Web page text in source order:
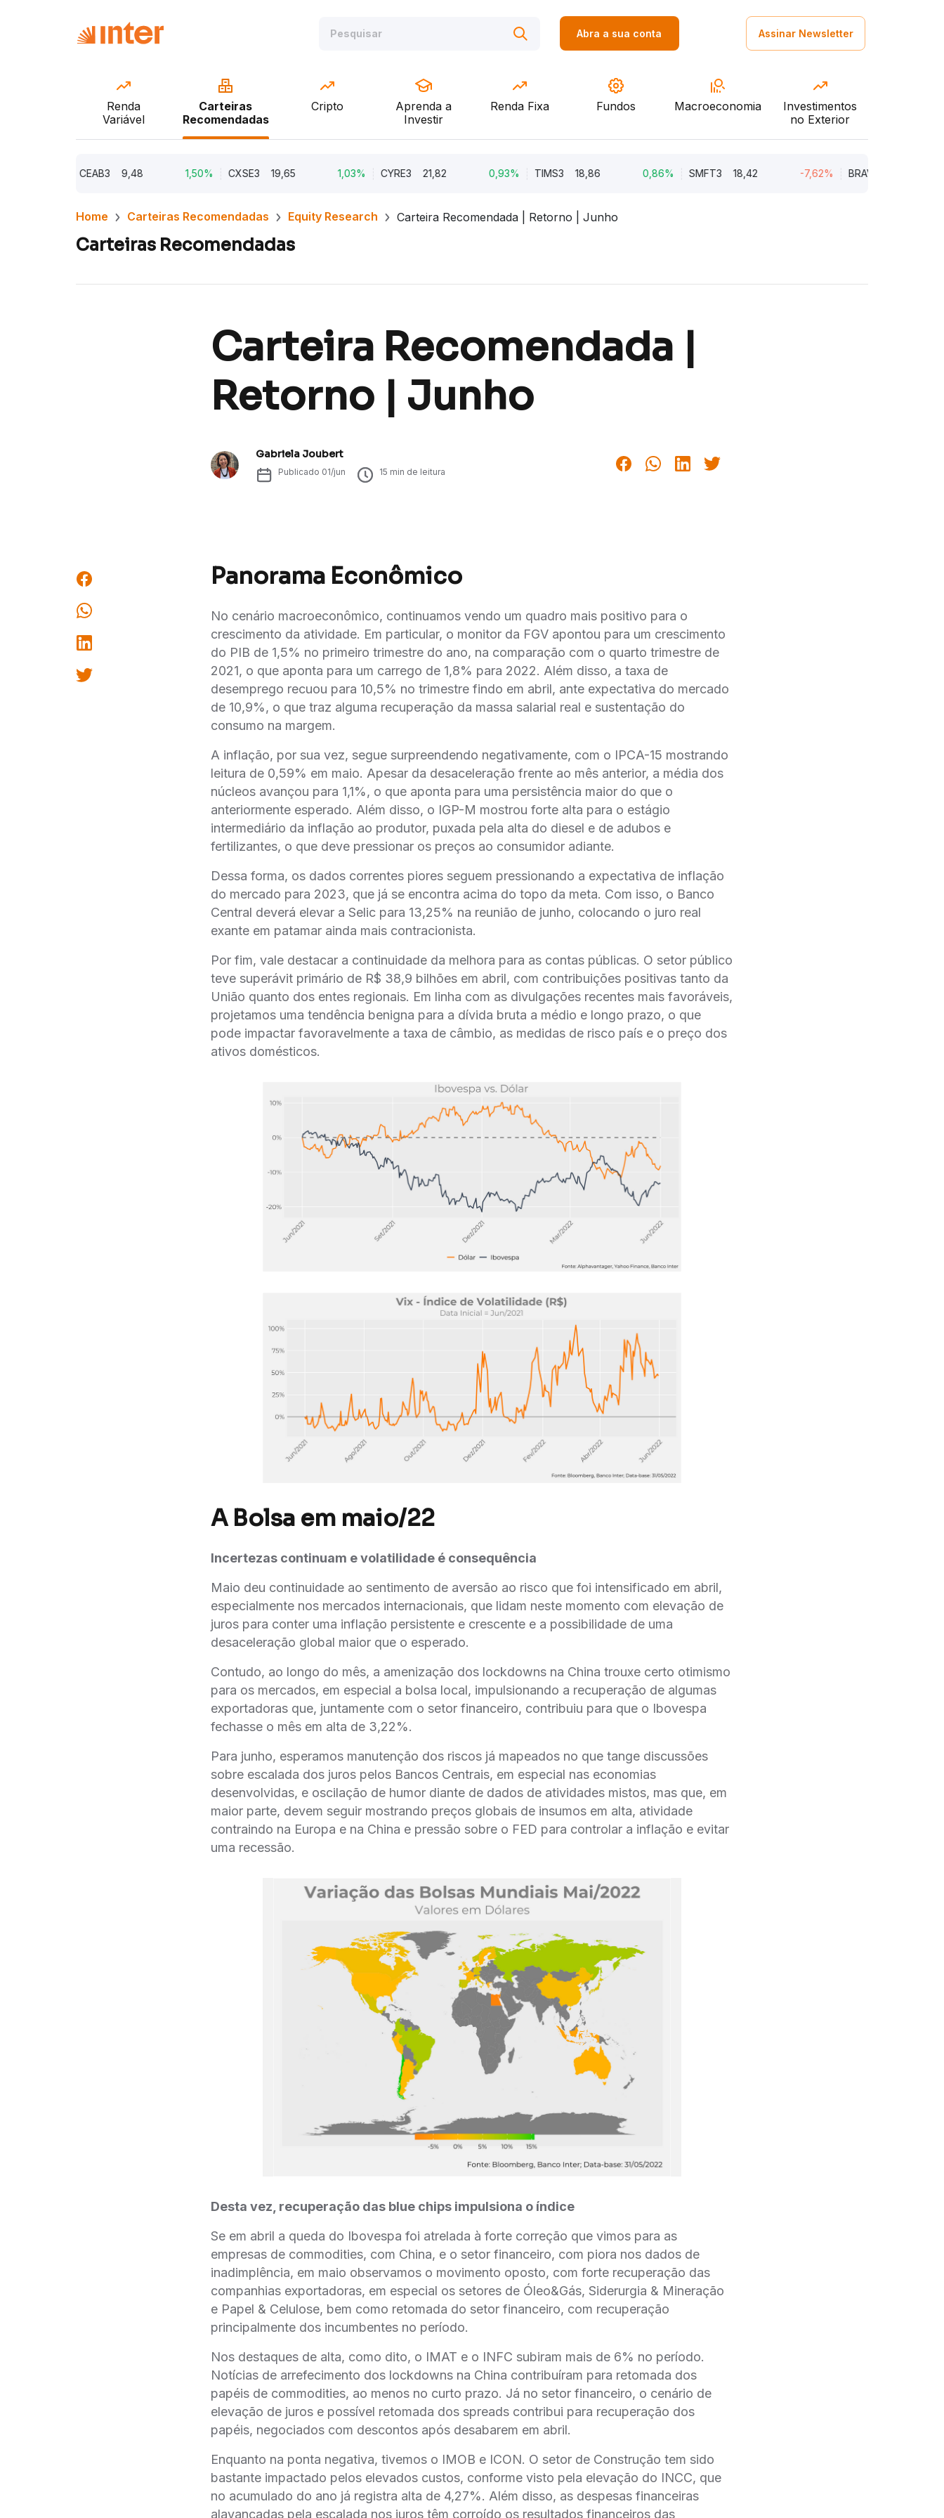
Abra a sua conta Assinar Newsletter
Renda
Variável
Carteiras
Recomendadas
Cripto
Aprenda a
Investir
Renda Fixa Fundos Macroeconomia
Investimentos
no Exterior
9,48 CXSE3 19,65 CYRE3 21,82 TIMS3 18,86 0,86% SMFT3 18,42 -7,62% BRAV3 18,45
Home Carteiras Recomendadas Equity Research Carteira Recomendada | Retorno | Junho
Carteiras Recomendadas
Carteira Recomendada |
Retorno | Junho
Gabriela Joubert
Publicado 01/jun 15 min de leitura
Panorama Econômico
No cenário macroeconômico, continuamos vendo um quadro mais positivo para o
crescimento da atividade. Em particular, o monitor da FGV apontou para um crescimento
do PIB de 1,5% no primeiro trimestre do ano, na comparação com o quarto trimestre de
2021, o que aponta para um carrego de 1,8% para 2022. Além disso, a taxa de
desemprego recuou para 10,5% no trimestre findo em abril, ante expectativa do mercado
de 10,9%, o que traz alguma recuperação da massa salarial real e sustentação do
consumo na margem.
A inflação, por sua vez, segue surpreendendo negativamente, com o IPCA-15 mostrando
leitura de 0,59% em maio. Apesar da desaceleração frente ao mês anterior, a média dos
núcleos avançou para 1,1%, o que aponta para uma persistência maior do que o
anteriormente esperado. Além disso, o IGP-M mostrou forte alta para o estágio
intermediário da inflação ao produtor, puxada pela alta do diesel e de adubos e
fertilizantes, o que deve pressionar os preços ao consumidor adiante.
Dessa forma, os dados correntes piores seguem pressionando a expectativa de inflação
do mercado para 2023, que já se encontra acima do topo da meta. Com isso, o Banco
Central deverá elevar a Selic para 13,25% na reunião de junho, colocando o juro real
exante em patamar ainda mais contracionista.
Por fim, vale destacar a continuidade da melhora para as contas públicas. O setor público
teve superávit primário de R$ 38,9 bilhões em abril, com contribuições positivas tanto da
União quanto dos entes regionais. Em linha com as divulgações recentes mais favoráveis,
projetamos uma tendência benigna para a dívida bruta a médio e longo prazo, o que
pode impactar favoravelmente a taxa de câmbio, as medidas de risco país e o preço dos
ativos domésticos.
A Bolsa em maio/22
Incertezas continuam e volatilidade é consequência
Maio deu continuidade ao sentimento de aversão ao risco que foi intensificado em abril,
especialmente nos mercados internacionais, que lidam neste momento com elevação de
juros para conter uma inflação persistente e crescente e a possibilidade de uma
desaceleração global maior que o esperado.
Contudo, ao longo do mês, a amenização dos lockdowns na China trouxe certo otimismo
para os mercados, em especial a bolsa local, impulsionando a recuperação de algumas
exportadoras que, juntamente com o setor financeiro, contribuiu para que o Ibovespa
fechasse o mês em alta de 3,22%.
Para junho, esperamos manutenção dos riscos já mapeados no que tange discussões
sobre escalada dos juros pelos Bancos Centrais, em especial nas economias
desenvolvidas, e oscilação de humor diante de dados de atividades mistos, mas que, em
maior parte, devem seguir mostrando preços globais de insumos em alta, atividade
contraindo na Europa e na China e pressão sobre o FED para controlar a inflação e evitar
uma recessão.
Desta vez, recuperação das blue chips impulsiona o índice
Se em abril a queda do Ibovespa foi atrelada à forte correção que vimos para as
empresas de commodities, com China, e o setor financeiro, com piora nos dados de
inadimplência, em maio observamos o movimento oposto, com forte recuperação das
companhias exportadoras, em especial os setores de Óleo&Gás, Siderurgia & Mineração
e Papel & Celulose, bem como retomada do setor financeiro, com recuperação
principalmente dos incumbentes no período.
Nos destaques de alta, como dito, o IMAT e o INFC subiram mais de 6% no período.
Notícias de arrefecimento dos lockdowns na China contribuíram para retomada dos
papéis de commodities, ao menos no curto prazo. Já no setor financeiro, o cenário de
elevação de juros e possível retomada dos spreads contribui para recuperação dos
papéis, negociados com descontos após desabarem em abril.
Enquanto na ponta negativa, tivemos o IMOB e ICON. O setor de Construção tem sido
bastante impactado pelos elevados custos, conforme visto pela elevação do INCC, que
no acumulado do ano já registra alta de 4,27%. Além disso, as despesas financeiras
alavancadas pela escalada nos juros têm corroído os resultados financeiros das